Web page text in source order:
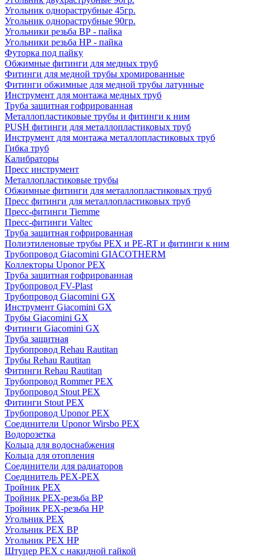
Угольник однораструбные 45гр.
Угольник однораструбные 90гр.
Угольники резьба ВР - пайка
Угольники резьба НР - пайка
Футорка под пайку
Обжимные фитинги для медных труб
Фитинги для медной трубы хромированные
Фитинги обжимные для медной трубы латунные
Инструмент для монтажа медных труб
Труба защитная гофрированная
Металлопластиковые трубы и фитинги к ним
PUSH фитинги для металлопластиковых труб
Инструмент для монтажа металлопластиковых труб
Гибка труб
Калибраторы
Пресс инструмент
Металлопластиковые трубы
Обжимные фитинги для металлопластиковых труб
Пресс фитинги для металлопластиковых труб
Пресс-фитинги Tiemme
Пресс-фитинги Valtec
Труба защитная гофрированная
Полиэтиленовые трубы PEX и PE-RT и фитинги к ним
Трубопровод Giacomini GIACOTHERM
Коллекторы Uponor PEX
Труба защитная гофрированная
Трубопровод FV-Plast
Трубопровод Giacomini GX
Инструмент Giacomini GX
Трубы Giacomini GX
Фитинги Giacomini GX
Труба защитная
Трубопровод Rehau Rautitan
Трубы Rehau Rautitan
Фитинги Rehau Rautitan
Трубопровод Rommer PEX
Трубопровод Stout PEX
Фитинги Stout PEX
Трубопровод Uponor PEX
Соединители Uponor Wirsbo PEX
Водорозетка
Кольца для водоснабжения
Кольца для отопления
Соединители для радиаторов
Соединитель PEX-PEX
Тройник PEX
Тройник PEX-резьба ВР
Тройник PEX-резьба НР
Угольник PEX
Угольник PEX ВР
Угольник PEX НР
Штуцер PEX c накидной гайкой